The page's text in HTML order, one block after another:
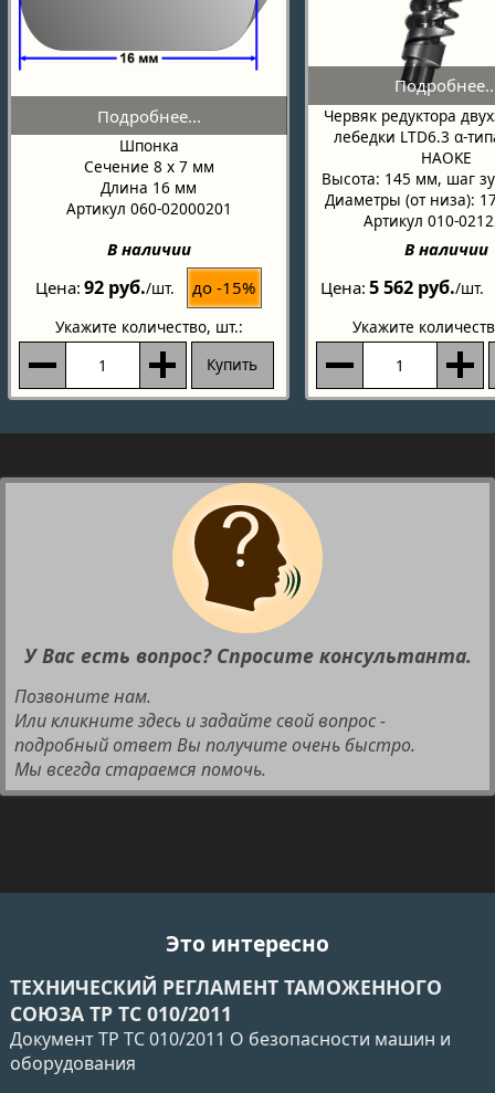
Шпонка
Сечение 8 х 7 мм
Длина 16 мм
Артикул 060-02000201
В наличии
Цена 92 руб./шт. до -15%
Укажите количество, шт.:
Купить
Червяк редуктора
лебедки LTD6.3 α-
HAOKE
Высота: 145 мм, шаг
Диаметры (от низа):
Артикул 010-
В наличии
Цена 5 562 руб./шт.
Укажите
У Вас есть вопрос? Спросите консультанта.
Позвоните нам.
Или кликните здесь и задайте свой вопрос -
подробный ответ Вы получите очень быстро.
Мы всегда стараемся помочь.
Это интересно
ТЕХНИЧЕСКИЙ РЕГЛАМЕНТ ТАМОЖЕННОГО
СОЮЗА ТР ТС 010/2011
Документ ТР ТС 010/2011 О безопасности машин и
оборудования